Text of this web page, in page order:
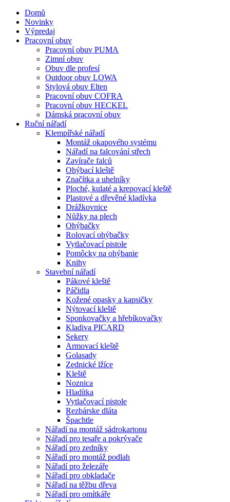
Domů
Novinky
Výpredaj
Pracovní obuv
Pracovní obuv PUMA
Zimní obuv
Obuv dle profesí
Outdoor obuv LOWA
Stylová obuv Elten
Pracovní obuv COFRA
Pracovní obuv HECKEL
Dámská pracovní obuv
Ruční nářadí
Klempířské nářadí
Montáž okapového systému
Nářadí na falcování střech
Zavírače falců
Ohýbací kleště
Značítka a uhelníky
Ploché, kulaté a krepovací kleště
Plastové a dřevěné kladívka
Drážkovnice
Nůžky na plech
Ohýbačky
Rolovací ohýbačky
Vytlačovací pistole
Pomôcky na ohýbanie
Knihy
Stavební nářadí
Pákové kleště
Páčidla
Kožené opasky a kapsičky
Nýtovací kleště
Sponkovačky a hřebíkovačky
Kladiva PICARD
Sekery
Armovací kleště
Golasady
Zednické lžíce
Kleště
Noznica
Hladítka
Vytlačovací pistole
Rezbárske dláta
Špachtle
Nářadí na montáž sádrokartonu
Nářadí pro tesaře a pokrývače
Nářadí pro zedníky
Nářadí pro montáž podlah
Nářadí pro železáře
Nářadí pro obkladače
Nářadí na těžbu dřeva
Nářadí pro omítkáře